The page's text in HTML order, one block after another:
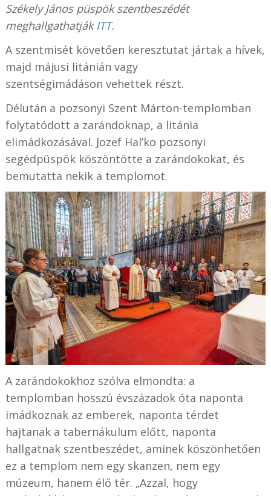
Székely János püspök szentbeszédét
meghallgathatják ITT.
A szentmisét követően keresztutat jártak a hívek,
majd májusi litánián vagy
szentségimádáson vehettek részt.
Délután a pozsonyi Szent Márton-templomban
folytatódott a zarándoknap, a litánia
elimádkozásával. Jozef Hal’ko pozsonyi
segédpüspök köszöntötte a zarándokokat, és
bemutatta nekik a templomot.
A zarándokokhoz szólva elmondta: a
templomban hosszú évszázadok óta naponta
imádkoznak az emberek, naponta térdet
hajtanak a tabernákulum előtt, naponta
hallgatnak szentbeszédet, aminek köszönhetően
ez a templom nem egy skanzen, nem egy
múzeum, hanem élő tér. „Azzal, hogy